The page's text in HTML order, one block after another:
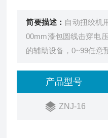
简要描述： 自动扭绞机
00mm漆包圆线击穿电
的辅助设备，0~99任意
产品型号
ZNJ-16